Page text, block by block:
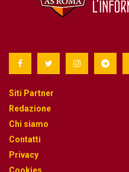
Siti Partner
Redazione
Chi siamo
Contatti
Privacy
Cookies